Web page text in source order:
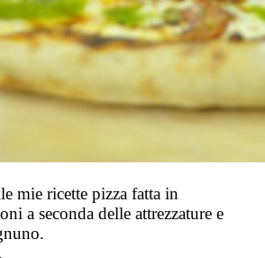
mie ricette pizza fatta in
a seconda delle attrezzature e